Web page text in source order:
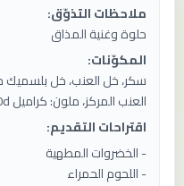
ملاحظات التذوّق:
حلوة وغنية المذاق
المكوّنات:
العنب المركز، ملون: كراميل E150d)، مُثخّن: نشا مُعدّل
اقتراحات التقديم:
- الخضروات المطهية
- اللحوم الحمراء